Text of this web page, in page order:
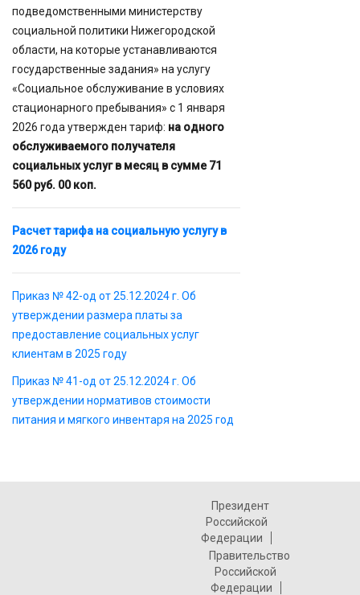
подведомственными министерству
социальной политики Нижегородской
области, на которые устанавливаются
государственные задания» на услугу
«Социальное обслуживание в условиях
стационарного пребывания» с 1 января
2026 года утвержден тариф: на одного
обслуживаемого получателя
социальных услуг в месяц в сумме 71
560 руб. 00 коп.
Расчет тарифа на социальную услугу в
2026 году
Приказ № 42-од от 25.12.2024 г. Об
утверждении размера платы за
предоставление социальных услуг
клиентам в 2025 году
Приказ № 41-од от 25.12.2024 г. Об
утверждении нормативов стоимости
питания и мягкого инвентаря на 2025 год
Президент
Российской
Федерации
Правительство
Российской
Федерации